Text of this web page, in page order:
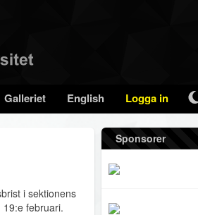
Galleriet English Logga in
i sektionens
februari.
Sponsorer